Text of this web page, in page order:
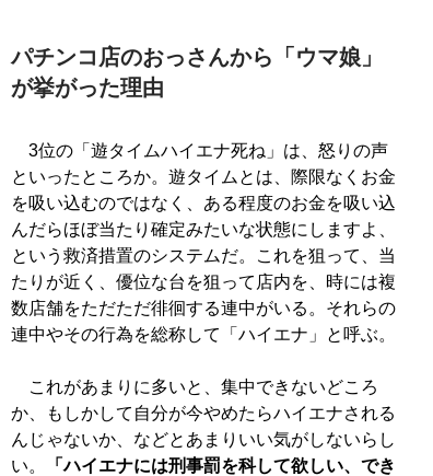
パチンコ店のおっさんから「ウマ娘」
が挙がった理由
3位の「遊タイムハイエナ死ね」は、怒りの声
といったところか。遊タイムとは、際限なくお金
を吸い込むのではなく、ある程度のお金を吸い込
んだらほぼ当たり確定みたいな状態にしますよ、
という救済措置のシステムだ。これを狙って、当
たりが近く、優位な台を狙って店内を、時には複
数店舗をただただ徘徊する連中がいる。それらの
連中やその行為を総称して「ハイエナ」と呼ぶ。
これがあまりに多いと、集中できないどころ
か、もしかして自分が今やめたらハイエナされる
んじゃないか、などとあまりいい気がしないらし
い。
「ハイエナには刑事罰を科して欲しい、でき